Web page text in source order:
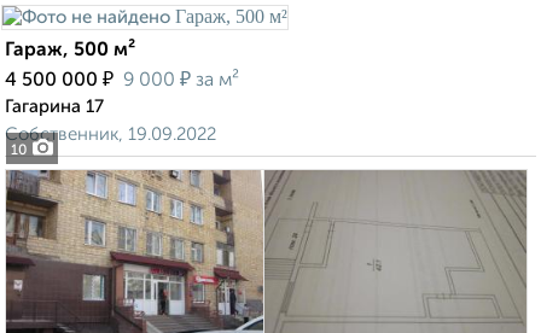
10
Гараж, 500 м²
4 500 000 ₽ 9 000 ₽ за м²
Гагарина 17
Собственник, 19.09.2022